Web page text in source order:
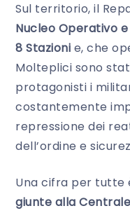
Sul territorio, il
Nucleo Operativo
8 Stazioni e, che
Molteplici sono
protagonisti i
costantemente
repressione dei
dell’ordine e
Una cifra per tutte
giunte alla